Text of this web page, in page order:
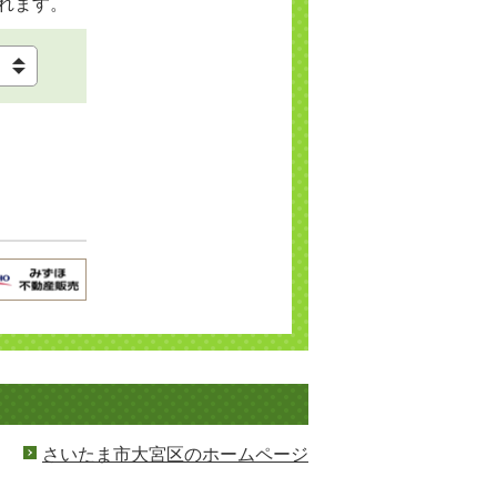
ます。
さいたま市大宮区のホームページ